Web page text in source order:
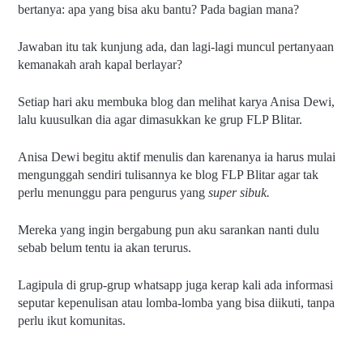
bertanya: apa yang bisa aku bantu? Pada bagian mana?
Jawaban itu tak kunjung ada, dan lagi-lagi muncul pertanyaan
kemanakah arah kapal berlayar?
Setiap hari aku membuka blog dan melihat karya Anisa Dewi,
lalu kuusulkan dia agar dimasukkan ke grup FLP Blitar.
Anisa Dewi begitu aktif menulis dan karenanya ia harus mulai
mengunggah sendiri tulisannya ke blog FLP Blitar agar tak
perlu menunggu para pengurus yang super sibuk.
Mereka yang ingin bergabung pun aku sarankan nanti dulu
sebab belum tentu ia akan terurus.
Lagipula di grup-grup whatsapp juga kerap kali ada informasi
seputar kepenulisan atau lomba-lomba yang bisa diikuti, tanpa
perlu ikut komunitas.